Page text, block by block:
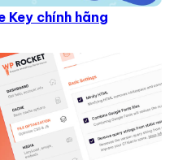
chính hãng